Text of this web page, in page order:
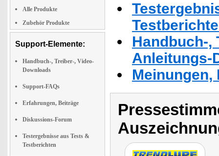
Alle Produkte
Zubehör Produkte
Support-Elemente:
Handbuch-, Treiber-, Video-
Downloads
Support-FAQs
Erfahrungen, Beiträge
Diskussions-Forum
Testergebnisse aus Tests &
Testberichten
Handbuch-,
Anleitungs-